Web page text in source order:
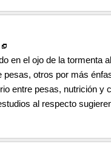
en el ojo de la tormenta
pesas, otros por más
entre pesas, nutrición y
al respecto